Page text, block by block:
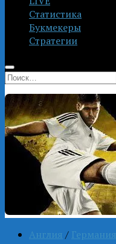
Статистика
Букмекеры
Стратегии
Найти:
Англия / Германия